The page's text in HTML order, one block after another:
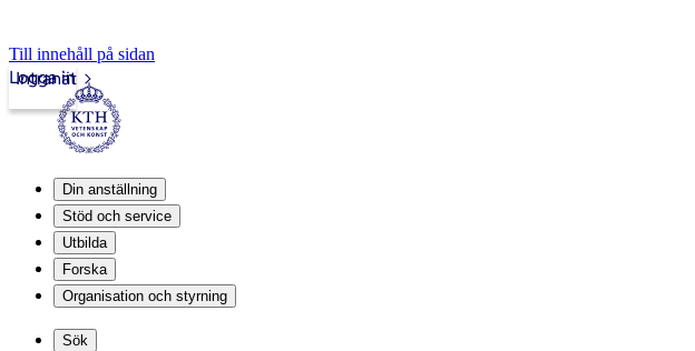
Till innehåll på sidan
Intranät
Logga in
Din anställning
Stöd och service
Utbilda
Forska
Organisation och styrning
Sök